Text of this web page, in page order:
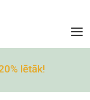
lētāk!